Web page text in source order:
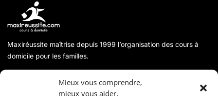
Mieux vous comprendre,
mieux vous aider.
Maxiréussite maîtrise depuis 1999 l’organisation des cours à
domicile pour les familles.